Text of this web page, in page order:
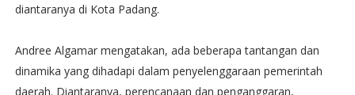
diantaranya di Kota Padang.
Andree Algamar mengatakan, ada beberapa tantangan dan
dinamika yang dihadapi dalam penyelenggaraan pemerintah
daerah. Diantaranya, perencanaan dan penganggaran,